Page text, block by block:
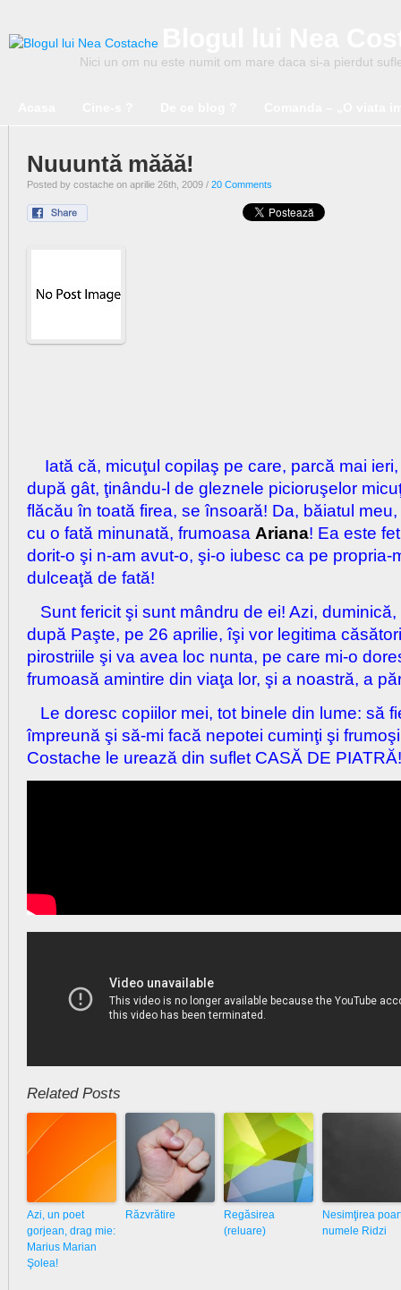
Nici un om nu este numit om mare daca si-a pierdut
Nuuuntă măăă!
Posted by costache on aprilie 26th, 2009 / 20 Comments
Iată că, micuţul copilaş pe care, parcă mai
după gât, ţinându-l de gleznele picioruşelor
flăcău în toată firea, se însoară! Da, băiatul meu,
cu o fată minunată, frumoasa Ariana! Ea este
dorit-o şi n-am avut-o, şi-o iubesc ca pe propria-
dulceaţă de fată!
Sunt fericit şi sunt mândru de ei! Azi,
după Paşte, pe 26 aprilie, îşi vor legitima
pirostriile şi va avea loc nunta, pe care mi-o
frumoasă amintire din viaţa lor, şi a noastră, a
Le doresc copiilor mei, tot binele din lume: să
împreună şi să-mi facă nepotei cuminţi şi
Costache le urează din suflet CASĂ DE PIATRĂ!
Related Posts
Azi, un poet
gorjean, drag mie:
Marius Marian
Şolea!
Răzvrătire
Regăsirea
(reluare)
Nesimţirea
numele Ridzi